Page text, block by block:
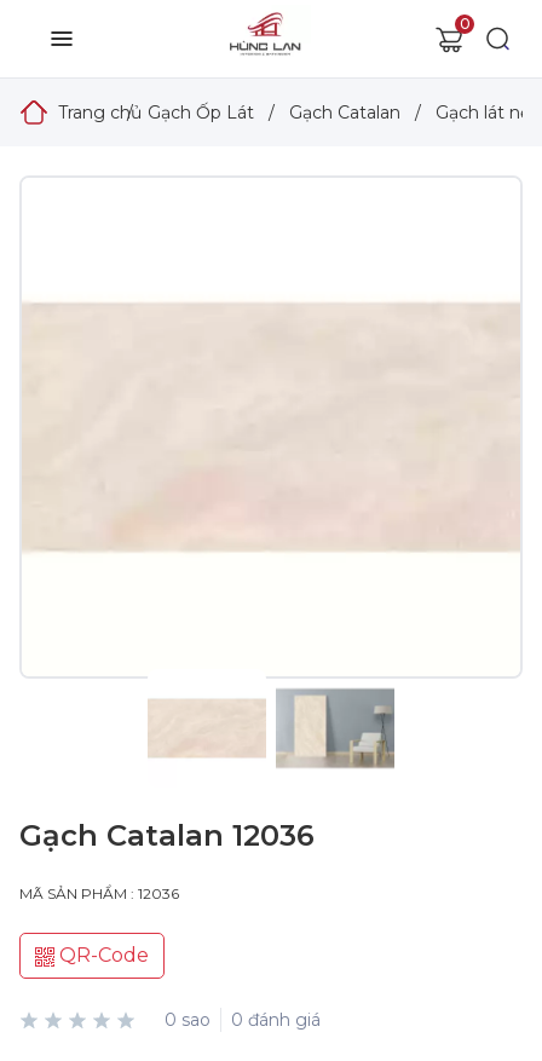
0
Trang chủ
/ Gạch Ốp Lát / Gạch Catalan / Gạch lát
Gạch Catalan 12036
MÃ SẢN PHẨM : 12036
QR-Code
0 sao 0 đánh giá